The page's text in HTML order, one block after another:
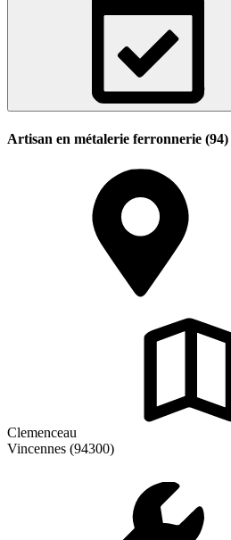
Artisan en métalerie ferronnerie (94)
Clemenceau
Vincennes (94300)